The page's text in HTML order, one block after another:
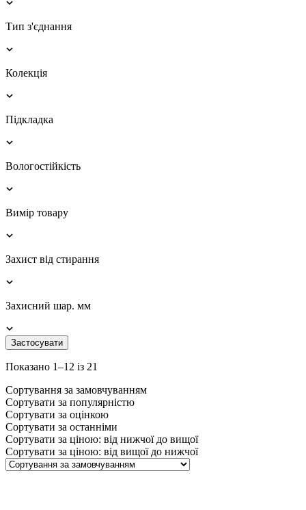
Тип з'єднання
Колекція
Підкладка
Вологостійкість
Вимір товару
Захист від стирання
Захисний шар. мм
Застосувати
Показано 1–12 із 21
Сортування за замовчуванням
Сортувати за популярністю
Сортувати за оцінкою
Сортувати за останніми
Сортувати за ціною: від нижчої до вищої
Сортувати за ціною: від вищої до нижчої